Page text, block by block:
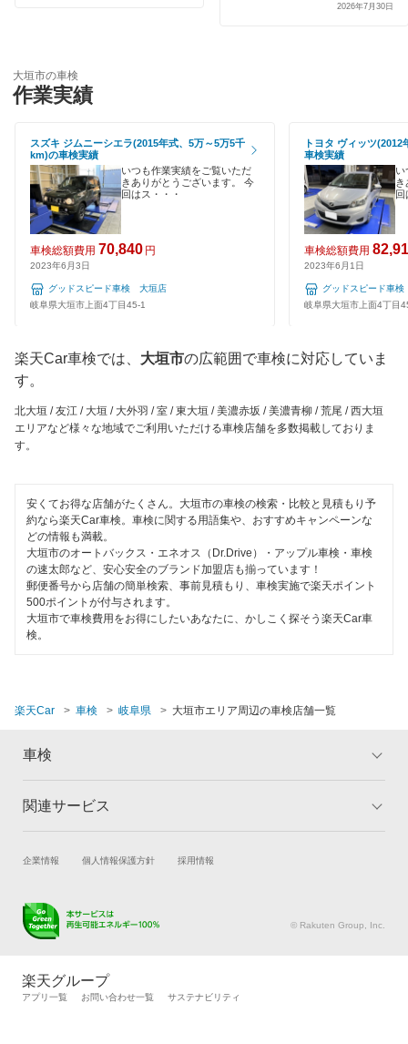
高山市
土岐市
中津川市
羽島郡
羽島市
飛騨市
瑞浪市
瑞穂市
美濃加茂市
本巣郡
本巣市
山県市
養老郡
ハイブリッド車OK
120分以内の車検
1日車検
コンピューター診断
閉じる
ミタニ車検
GTNET×カフェ車検
キグナス車検
上原B-cle車検
マッハ車検
出光興産「らくらく安心車検」
グッドスピード車検
安心WE！車検
閉じる
2026年7月30日
大垣市の車検
作業実績
スズキ ジムニーシエラ(2015年式、5万～5万5千
km)の車検実績
いつも作業実績をご覧いただ
きありがとうございます。 今
回はス・・・
車検総額費用 70,840 円
2023年6月3日
グッドスピード車検 大垣店
岐阜県大垣市上面4丁目45-1
トヨタ ヴィッツ
車検実績
い
き
回
車検総額費用
2023年6月1日
グッドスピード車
岐阜県大垣市上面4丁目
楽天Car車検では、 大垣市の広範囲で車検に対応していま
す。
北大垣 / 友江 / 大垣 / 大外羽 / 室 / 東大垣 / 美濃赤坂 / 美濃青柳 / 荒尾 / 西大垣
エリアなど様々な地域でご利用いただける車検店舗を多数掲載しておりま
す。
安くてお得な店舗がたくさん。大垣市の車検の検索・比較と見積もり予
約なら楽天Car車検。車検に関する用語集や、おすすめキャンペーンな
どの情報も満載。
大垣市のオートバックス・エネオス（Dr.Drive）・アップル車検・車検
の速太郎など、安心安全のブランド加盟店も揃っています！
郵便番号から店舗の簡単検索、事前見積もり、車検実施で楽天ポイント
500ポイントが付与されます。
大垣市で車検費用をお得にしたいあなたに、かしこく探そう楽天Car車
検。
楽天Car 車検 岐阜県 大垣市エリア周辺の車検店舗一覧
車検
トップ
車検の基礎知識 キャンペーン一覧
関連サービス
試乗・商談 新車購入
キズ修理予約
メンテナンス管理
タイヤ交換サービス
自動車カタログ 自動車保険
企業情報 個人情報保護方針 採用情報
© Rakuten Group, Inc.
楽天グループ
アプリ一覧 お問い合わせ一覧 サステナビリティ